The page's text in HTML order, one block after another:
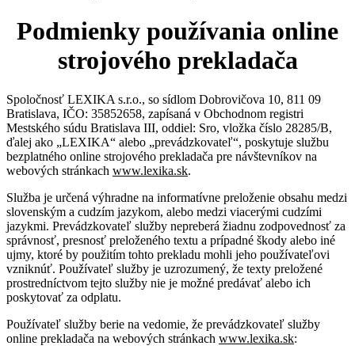
Podmienky používania online
strojového prekladača
Spoločnosť LEXIKA s.r.o., so sídlom Dobrovičova 10, 811 09
Bratislava, IČO: 35852658, zapísaná v Obchodnom registri
Mestského súdu Bratislava III, oddiel: Sro, vložka číslo 28285/B,
ďalej ako „LEXIKA“ alebo „prevádzkovateľ“, poskytuje službu
bezplatného online strojového prekladača pre návštevníkov na
webových stránkach www.lexika.sk.
Služba je určená výhradne na informatívne preloženie obsahu medzi
slovenským a cudzím jazykom, alebo medzi viacerými cudzími
jazykmi. Prevádzkovateľ služby nepreberá žiadnu zodpovednosť za
správnosť, presnosť preloženého textu a prípadné škody alebo iné
ujmy, ktoré by použitím tohto prekladu mohli jeho používateľovi
vzniknúť. Používateľ služby je uzrozumený, že texty preložené
prostredníctvom tejto služby nie je možné predávať alebo ich
poskytovať za odplatu.
Používateľ služby berie na vedomie, že prevádzkovateľ služby
online prekladača na webových stránkach www.lexika.sk: